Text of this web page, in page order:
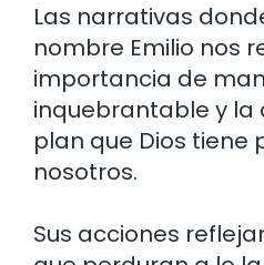
Las narrativas
nombre Emilio nos
importancia de
inquebrantable y la
plan que Dios tiene
nosotros.
Sus acciones